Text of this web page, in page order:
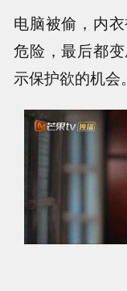
电脑被偷，内
危险，最后都
示保护欲的机会。